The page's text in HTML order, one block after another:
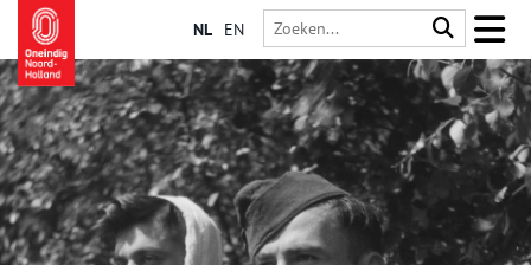
NL EN